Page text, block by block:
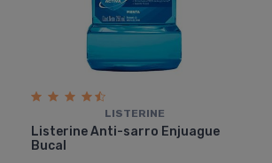
LISTERINE
Listerine Anti-sarro Enjuague
Bucal